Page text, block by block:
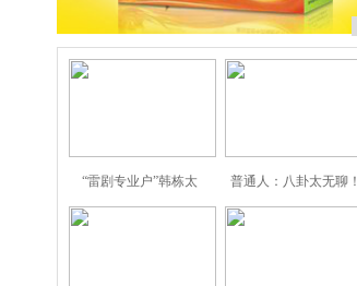
“雷剧专业户”韩栋太 普通人：八卦太无聊！